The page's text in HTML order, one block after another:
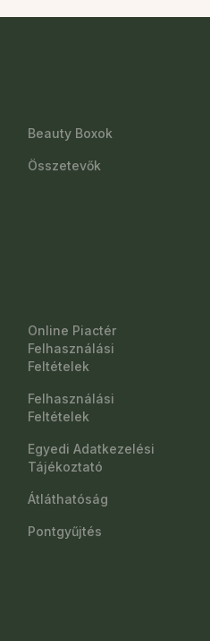
Beauty Boxok
Összetevők
Online Piactér
Felhasználási
Feltételek
Felhasználási
Feltételek
Egyedi Adatkezelési
Tájékoztató
Átláthatóság
Pontgyűjtés